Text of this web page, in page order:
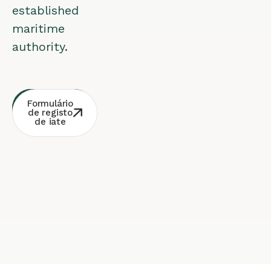
established
maritime
authority.
Consulta
gratuita
Contacto
Whatsapp
Formulário
de registo
de iate